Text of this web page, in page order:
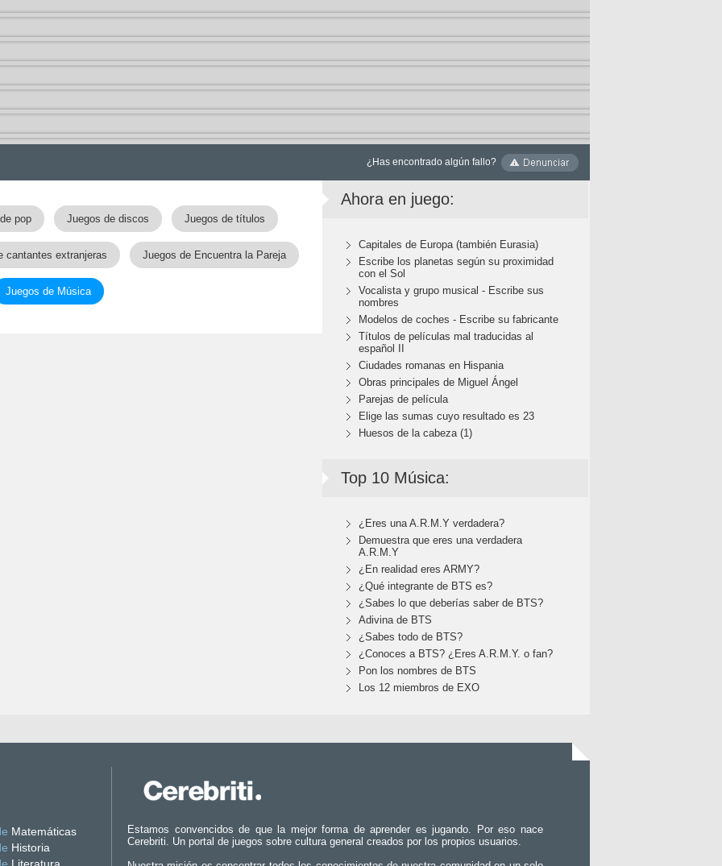
¿Has encontrado algún fallo?
pop Juegos de discos Juegos de títulos
cantantes extranjeras Juegos de Encuentra la Pareja
Juegos de Música
Ahora en juego:
Capitales de Europa (también Eurasia)
Escribe los planetas según su proximidad
con el Sol
Vocalista y grupo musical - Escribe sus
nombres
Modelos de coches - Escribe su fabricante
Títulos de películas mal traducidas al
español II
Ciudades romanas en Hispania
Obras principales de Miguel Ángel
Parejas de película
Elige las sumas cuyo resultado es 23
Huesos de la cabeza (1)
Top 10 Música:
¿Eres una A.R.M.Y verdadera?
Demuestra que eres una verdadera
A.R.M.Y
¿En realidad eres ARMY?
¿Qué integrante de BTS es?
¿Sabes lo que deberías saber de BTS?
Adivina de BTS
¿Sabes todo de BTS?
¿Conoces a BTS? ¿Eres A.R.M.Y. o fan?
Pon los nombres de BTS
Los 12 miembros de EXO
Matemáticas
Historia
Estamos convencidos de que la mejor forma de aprender es jugando. Por eso nace
Cerebriti. Un portal de juegos sobre cultura general creados por los propios usuarios.